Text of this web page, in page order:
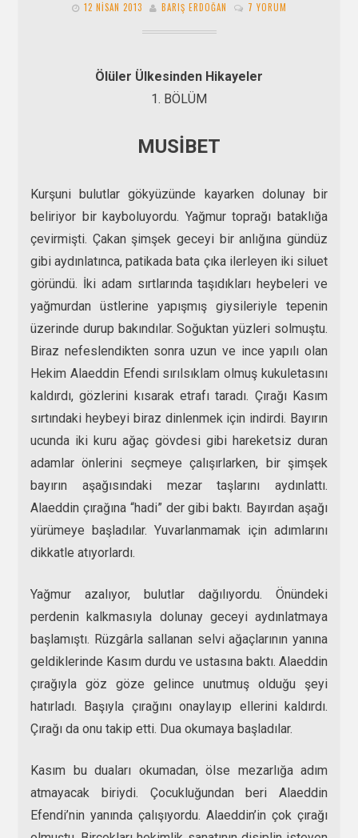
12 NISAN 2013 BARIŞ ERDOĞAN 7 YORUM
Ölüler Ülkesinden Hikayeler
1. BÖLÜM
MUSİBET
Kurşuni bulutlar gökyüzünde kayarken dolunay bir
beliriyor bir kayboluyordu. Yağmur toprağı bataklığa
çevirmişti. Çakan şimşek geceyi bir anlığına gündüz
gibi aydınlatınca, patikada bata çıka ilerleyen iki siluet
göründü. İki adam sırtlarında taşıdıkları heybeleri ve
yağmurdan üstlerine yapışmış giysileriyle tepenin
üzerinde durup bakındılar. Soğuktan yüzleri solmuştu.
Biraz nefeslendikten sonra uzun ve ince yapılı olan
Hekim Alaeddin Efendi sırılsıklam olmuş kukuletasını
kaldırdı, gözlerini kısarak etrafı taradı. Çırağı Kasım
sırtındaki heybeyi biraz dinlenmek için indirdi. Bayırın
ucunda iki kuru ağaç gövdesi gibi hareketsiz duran
adamlar önlerini seçmeye çalışırlarken, bir şimşek
bayırın aşağısındaki mezar taşlarını aydınlattı.
Alaeddin çırağına “hadi” der gibi baktı. Bayırdan aşağı
yürümeye başladılar. Yuvarlanmamak için adımlarını
dikkatle atıyorlardı.
Yağmur azalıyor, bulutlar dağılıyordu. Önündeki
perdenin kalkmasıyla dolunay geceyi aydınlatmaya
başlamıştı. Rüzgârla sallanan selvi ağaçlarının yanına
geldiklerinde Kasım durdu ve ustasına baktı. Alaeddin
çırağıyla göz göze gelince unutmuş olduğu şeyi
hatırladı. Başıyla çırağını onaylayıp ellerini kaldırdı.
Çırağı da onu takip etti. Dua okumaya başladılar.
Kasım bu duaları okumadan, ölse mezarlığa adım
atmayacak biriydi. Çocukluğundan beri Alaeddin
Efendi’nin yanında çalışıyordu. Alaeddin’in çok çırağı